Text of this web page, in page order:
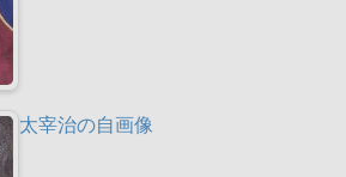
太宰治の自画像